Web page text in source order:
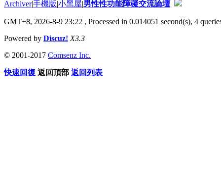
Archiver|手機版|小黑屋|男性性功能障礙交流論壇
GMT+8, 2026-8-9 23:22 , Processed in 0.014051 second(s), 4
Powered by Discuz! X3.3
© 2001-2017 Comsenz Inc.
快速回復 返回頂部 返回列表